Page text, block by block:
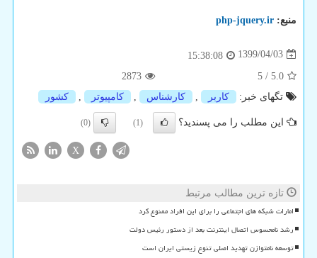
منبع: php-jquery.ir
1399/04/03
15:38:08
5.0
/
5
2873
تگهای خبر:
كاربر كارشناس كامپیوتر كشور
این مطلب را می پسندید؟ (1)
(0)
X
تازه ترین مطالب مرتبط
امارات شبکه های اجتماعی را برای این افراد ممنوع کرد
رشد نامحسوس اتصال اینترنت بعد از دستور رئیس دولت
توسعه نامتوازن تهدید اصلی تنوع زیستی ایران است